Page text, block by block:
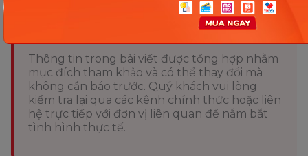
Thông tin trong bài viết được tổng hợp nhằm
mục đích tham khảo và có thể thay đổi mà
không cần báo trước. Quý khách vui lòng
kiểm tra lại qua các kênh chính thức hoặc liên
hệ trực tiếp với đơn vị liên quan để nắm bắt
tình hình thực tế.